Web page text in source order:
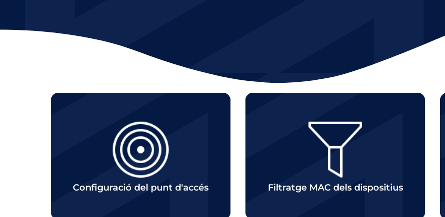
Configuració del punt d'accés
Click
Filtratge MAC dels dispositius